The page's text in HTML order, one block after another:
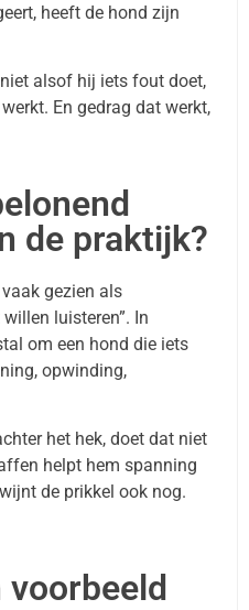
heeft de hond zijn
alsof hij iets fout doet,
En gedrag dat werkt,
de praktijk?
gezien als
luisteren”. In
om een hond die iets
opwinding,
het hek, doet dat niet
helpt hem spanning
de prikkel ook nog.
voorbeeld